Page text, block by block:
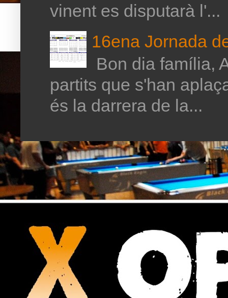
vinent es disputarà l'...
16ena Jornada
Bon dia família,
partits que s'han
és la darrera de la...